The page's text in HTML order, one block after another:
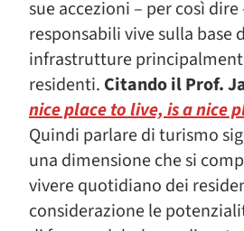
sue accezioni – per così
responsabili vive sulla base
infrastrutture
residenti. Citando il Prof.
nice place to live, is a nice
Quindi parlare di turismo
una dimensione che si
vivere quotidiano dei
considerazione le